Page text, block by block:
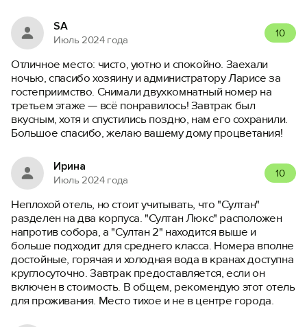
SA
Июль 2024 года
10
Отличное место: чисто, уютно и спокойно. Заехали
ночью, спасибо хозяину и администратору Ларисе за
гостеприимство. Снимали двухкомнатный номер на
третьем этаже — всё понравилось! Завтрак был
вкусным, хотя и спустились поздно, нам его сохранили.
Большое спасибо, желаю вашему дому процветания!
Ирина
Июль 2024 года
10
Неплохой отель, но стоит учитывать, что "Султан"
разделен на два корпуса. "Султан Люкс" расположен
напротив собора, а "Султан 2" находится выше и
больше подходит для среднего класса. Номера вполне
достойные, горячая и холодная вода в кранах доступна
круглосуточно. Завтрак предоставляется, если он
включен в стоимость. В общем, рекомендую этот отель
для проживания. Место тихое и не в центре города.